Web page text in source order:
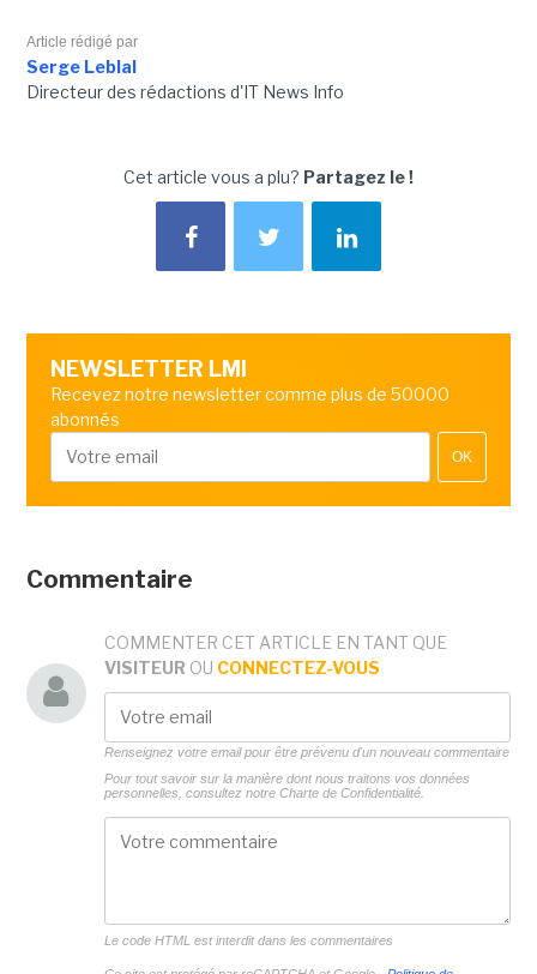
Article rédigé par
Serge Leblal
Directeur des rédactions d'IT News Info
Cet article vous a plu? Partagez le !
NEWSLETTER LMI
Recevez notre newsletter comme plus de 50000
abonnés
OK
Commentaire
COMMENTER CET ARTICLE EN TANT QUE
VISITEUR OU CONNECTEZ-VOUS
Renseignez votre email pour être prévenu d'un nouveau commentaire
Pour tout savoir sur la manière dont nous traitons vos données
personnelles, consultez notre Charte de Confidentialité.
Le code HTML est interdit dans les commentaires